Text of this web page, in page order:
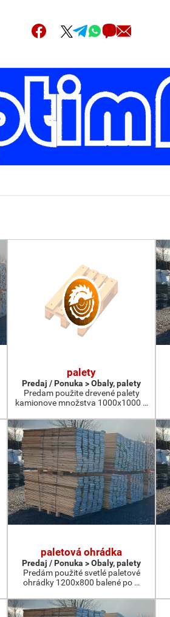
palety
Predaj / Ponuka > Obaly, palety
Predam použite drevené palety
kamionove množstva 1000x1000 …
paletová ohrádka
Predaj / Ponuka > Obaly, palety
Predám použité svetlé paletové
ohrádky 1200x800 balené po …